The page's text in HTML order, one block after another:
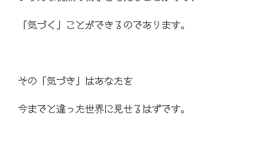
「気づく」ことができるのであります。
その「気づき」はあなたを
今までと違った世界に見せるはずです。